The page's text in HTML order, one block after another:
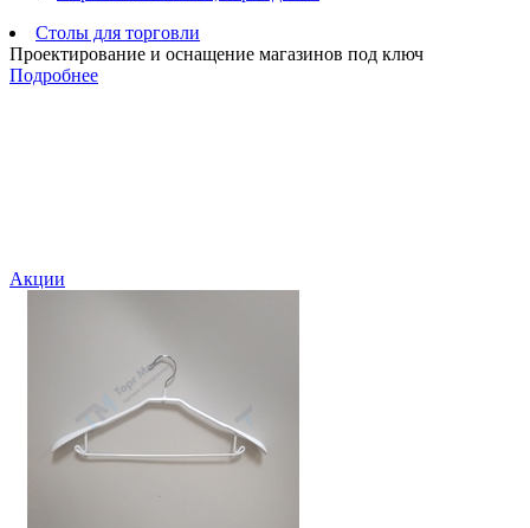
Столы для торговли
Проектирование и оснащение магазинов под ключ
Подробнее
Акции